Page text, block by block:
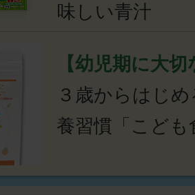
味しい青汁
【幼児期に大
３歳からはじ
養習慣「こども